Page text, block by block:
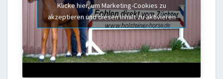
Klicke hier, um Marketing-Cookies zu
akzeptieren und diesen Inhalt zu aktivieren